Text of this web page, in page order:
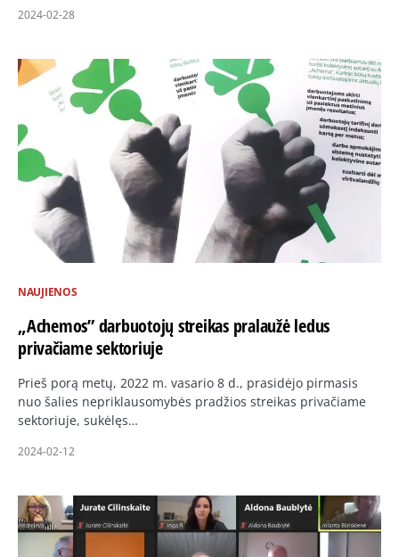
2024-02-28
NAUJIENOS
„Achemos” darbuotojų streikas pralaužė ledus
privačiame sektoriuje
Prieš porą metų, 2022 m. vasario 8 d., prasidėjo pirmasis
nuo šalies nepriklausomybės pradžios streikas privačiame
sektoriuje, sukėlęs…
2024-02-12